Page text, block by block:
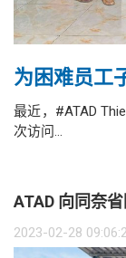
为困难员工
最近，#ATAD
次访问…
ATAD 向同奈
2023-02-28